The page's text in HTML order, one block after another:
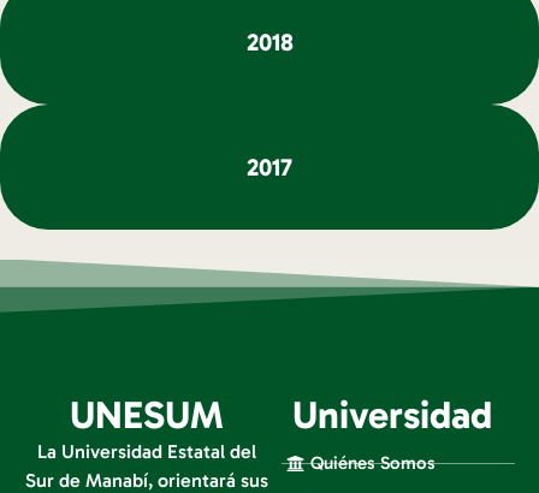
2018
2017
UNESUM
La Universidad Estatal del
Sur de Manabí, orientará sus
Universidad
Quiénes Somos